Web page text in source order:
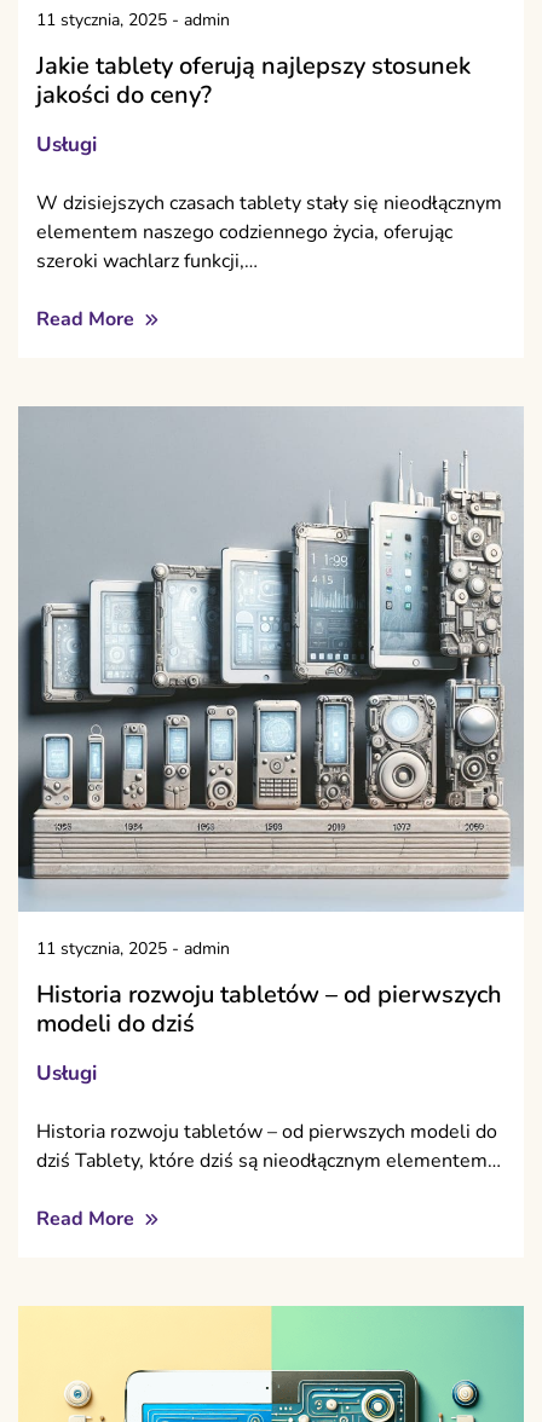
11 stycznia, 2025 - admin
Jakie tablety oferują najlepszy stosunek
jakości do ceny?
Usługi
W dzisiejszych czasach tablety stały się nieodłącznym
elementem naszego codziennego życia, oferując
szeroki wachlarz funkcji,…
Read More
11 stycznia, 2025 - admin
Historia rozwoju tabletów – od pierwszych
modeli do dziś
Usługi
Historia rozwoju tabletów – od pierwszych modeli do
dziś Tablety, które dziś są nieodłącznym elementem…
Read More